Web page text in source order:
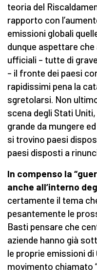
teoria del
rapporto con
emissioni globali
dunque aspettare che
ufficiali – tutte di
– il fronte dei paesi
rapidissimi pena la
sgretolarsi. Non
scena degli Stati
grande da mungere
si trovino paesi
paesi disposti a
In compenso la
anche all’interno
certamente il tema
pesantemente le
Basti pensare che
aziende hanno già
le proprie emissioni di
movimento chiamato